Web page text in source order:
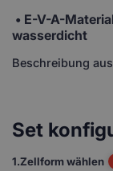
• E-V-A-
wasserdicht
Beschreibung
Set
1.Zellform wählen